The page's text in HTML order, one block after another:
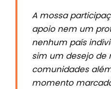
A mossa
apoio nem um
nenhum país
sim um desejo de
comunidades
momento